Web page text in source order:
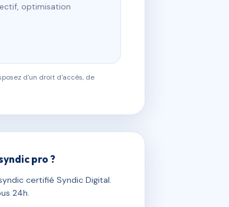
optimisation
d'un droit d'accès, de
pro ?
certifié Syndic Digital.
24h.